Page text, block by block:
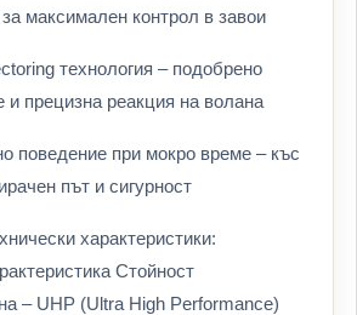
за максимален контрол в завои
технология – подобрено
и прецизна реакция на волана
поведение при мокро време – къс
път и сигурност
характеристики:
Стойност
– UHP (Ultra High Performance)